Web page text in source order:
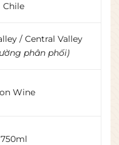
Chile
/ Central Valley
phân phối)
Wine
750ml